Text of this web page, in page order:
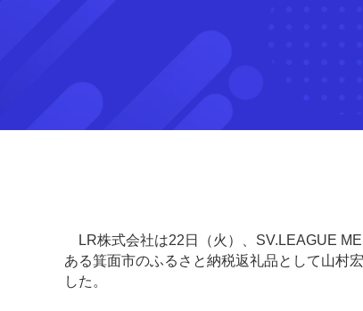
LR株式会社は22日（火）、SV.LEAGUE
ある箕面市のふるさと納税返礼品として山村
した。